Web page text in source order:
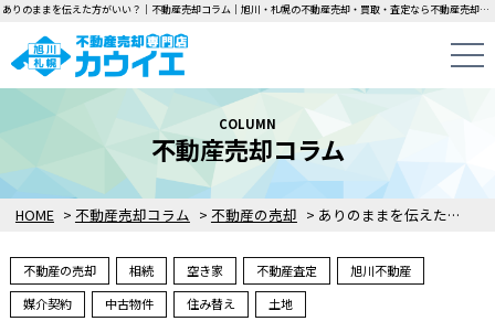
ありのままを伝えた方がいい？｜不動産売却コラム｜旭川・札幌の不動産売却・買取・査定なら不動産売却専門店カウイエにお任せください！中古一戸建て・マンション・土地の即日無料査定・即金買取を行っています！
HOME > 不動産売却コラム > 不動産の売却 > ありのままを伝えた方がいい？
COLUMN
不動産売却コラム
不動産の売却 相続 空き家 不動産査定
旭川不動産
媒介契約
中古物件 住み替え 土地